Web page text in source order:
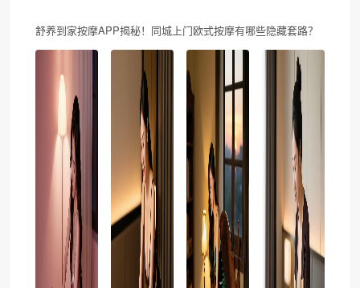
舒养到家按摩APP揭秘！同城上门欧式按摩有哪些隐藏套路？